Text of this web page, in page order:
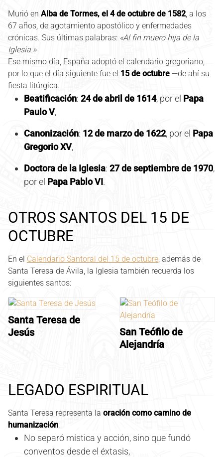
Murió en Alba de Tormes, el 4 de octubre de 1582, a los
67 años, de agotamiento apostólico y enfermedades
crónicas. Sus últimas palabras: «Al fin muero hija de la
Iglesia.»
Ese mismo día, España adoptó el calendario gregoriano,
por lo que el día siguiente fue el 15 de octubre —de ahí su
fiesta litúrgica.
Beatificación: 24 de abril de 1614, por el Papa
Paulo V,
Canonización: 12 de marzo de 1622, por el Papa
Gregorio XV,
Doctora de la Iglesia: 27 de septiembre de 1970,
por el Papa Pablo VI.
OTROS SANTOS DEL 15 DE
OCTUBRE
En el Calendario Santoral del 15 de octubre , además de
Santa Teresa de Ávila, la Iglesia también recuerda los
siguientes santos:
Santa Teresa de
Jesús
San Teófilo de
Alejandría
LEGADO ESPIRITUAL
Santa Teresa representa la oración como camino de
humanización:
No separó mística y acción, sino que fundó
conventos desde el éxtasis,